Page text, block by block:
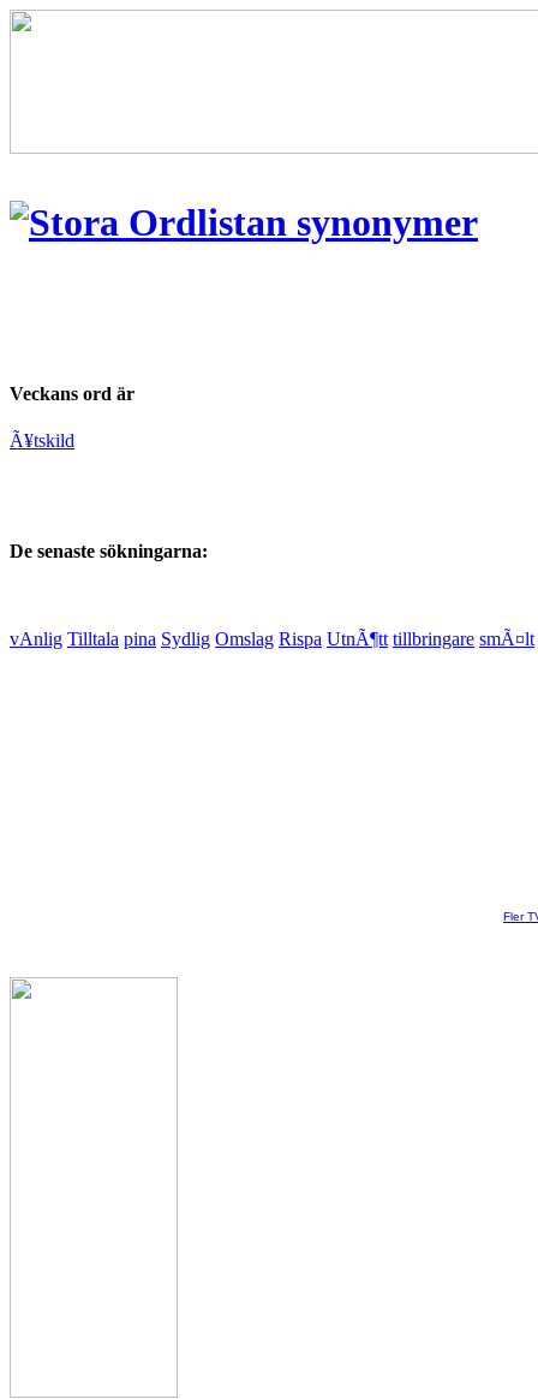
Veckans ord är
Ã¥tskild
De senaste sökningarna:
vAnlig Tilltala pina Sydlig Omslag Rispa UtnÃ¶tt tillbringare smÃ¤lt
Fler